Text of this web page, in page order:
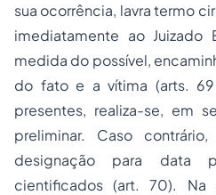
sua ocorrência, lavra termo
imediatamente ao Juizado
medida do possível,
do fato e a vítima (arts.
presentes, realiza-se, em
preliminar. Caso
designação para data
cientificados (art. 70). Na